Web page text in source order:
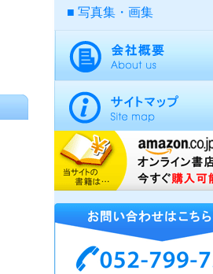
写真集・画集